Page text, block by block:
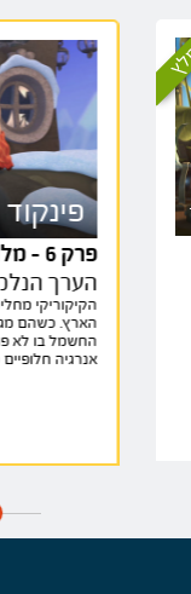
פינקוד
פרק 6 - מלון מטפס ההרים העליז
הערך
הקיקוריקי
הארץ. כשהם
החשמל בו לא
אנרגיה